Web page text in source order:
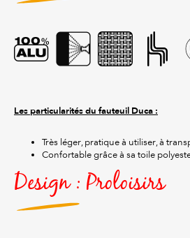
Les particularités du fauteuil Duca :
Très léger, pratique à utiliser, à
Confortable grâce à sa toile
Design : Proloisirs